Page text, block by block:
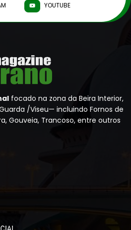
YOUTUBE
focado na zona da Beira Interior,
/Viseu— incluindo Fornos de
Gouveia, Trancoso, entre outros